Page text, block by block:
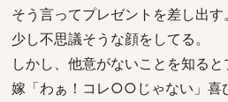
そう言ってプレゼントを差し出
少し不思議そうな顔をしてる。
しかし、他意がないことを知ると
嫁「わぁ！コレ○○じゃない」喜